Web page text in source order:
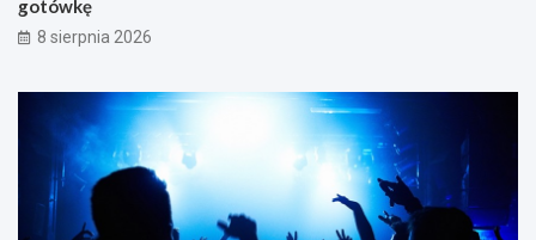
gotówkę
8 sierpnia 2026